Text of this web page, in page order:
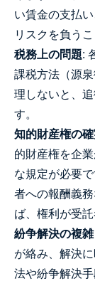
い賃金の支払
リスクを負う
税務上の問題:
課税方法（源
理しないと、
す。
知的財産権の
的財産権を企
な規定が必要
者への報酬義
ば、権利が受
紛争解決の複雑
が絡み、解決
法や紛争解決